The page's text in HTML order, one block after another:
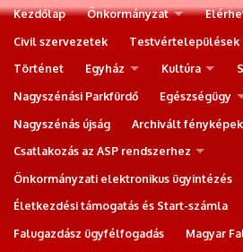
Kezdőlap Önkormányzat
Civil szervezetek
Testvértelepülések
Történet
Egyház Kultúra
Nagyszénási Parkfürdő
Egészségügy
Nagyszénás újság
Archivált fényképek
Csatlakozás az ASP rendszerhez
Önkormányzati elektronikus ügyintézés
Életkezdési támogatás és Start-számla
Falugazdász ügyfélfogadás
Magyar